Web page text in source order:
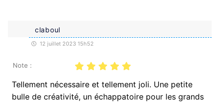
claboul
12 juillet 2023 15h52
Note :
Tellement nécessaire et tellement joli. Une petite
bulle de créativité, un échappatoire pour les grands